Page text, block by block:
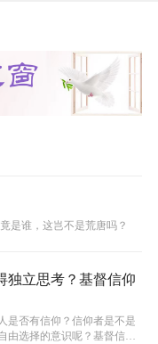
是谁，这岂不是荒唐吗？
独立思考？基督信仰
是否有信仰？信仰者是不是
由选择的意识呢？基督信仰